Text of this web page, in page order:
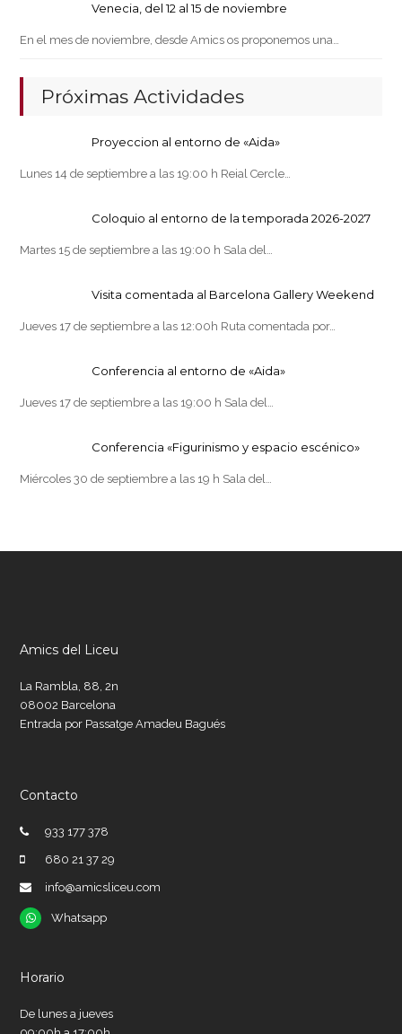
Venecia, del 12 al 15 de noviembre
En el mes de noviembre, desde Amics os proponemos una…
Próximas Actividades
Proyeccion al entorno de «Aida»
Lunes 14 de septiembre a las 19:00 h Reial Cercle…
Coloquio al entorno de la temporada 2026-2027
Martes 15 de septiembre a las 19:00 h Sala del…
Visita comentada al Barcelona Gallery Weekend
Jueves 17 de septiembre a las 12:00h Ruta comentada por…
Conferencia al entorno de «Aida»
Jueves 17 de septiembre a las 19:00 h Sala del…
Conferencia «Figurinismo y espacio escénico»
Miércoles 30 de septiembre a las 19 h Sala del…
Amics del Liceu
La Rambla, 88, 2n
08002 Barcelona
Entrada por Passatge Amadeu Bagués
Contacto
933 177 378
680 21 37 29
info@amicsliceu.com
Whatsapp
Whatsapp
Horario
De lunes a jueves